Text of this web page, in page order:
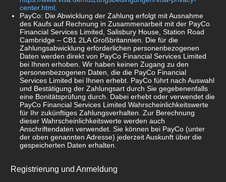
center.html
PayCo: Die Abwicklung der Zahlung erfolgt mit Ausnahme
des Kaufs auf Rechnung in Zusammenarbeit mit der PayCo
Financial Services Limited, Salisbury House, Station Road
Cambridge – CB1 2LA Großbritannien. Die für die
Zahlungsabwicklung erforderlichen personenbezogenen
Daten werden direkt von PayCo Financial Services Limited
bei Ihnen erhoben. Wir haben keinen Zugang zu den
personenbezogenen Daten, die die PayCo Financial
Services Limited bei Ihnen erhebt. PayCo führt nach Auswahl
und Bestätigung der Zahlungsart durch Sie gegebenenfalls
eine Bonitätsprüfung durch. Dabei erhebt oder verwendet die
PayCo Financial Services Limited Wahrscheinlichkeitswerte
für Ihr zukünftiges Zahlungsverhalten. Zur Berechnung
dieser Wahrscheinlichkeitswerte werden auch
Anschriftendaten verwendet. Sie können bei PayCo (unter
der oben genannten Adresse) jederzeit Auskunft über die
gespeicherten Daten erhalten.
Registrierung und Anmeldung